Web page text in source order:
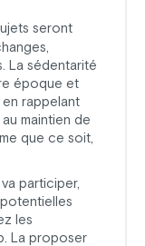
seront
La sédentarité
époque et
en rappelant
maintien de
que ce soit,
participer,
les
La proposer